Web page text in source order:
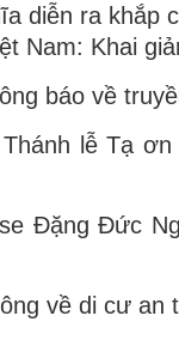
diễn ra khắp
Nam: Khai
báo về
lễ Tạ
Đặng Đức
về di cư